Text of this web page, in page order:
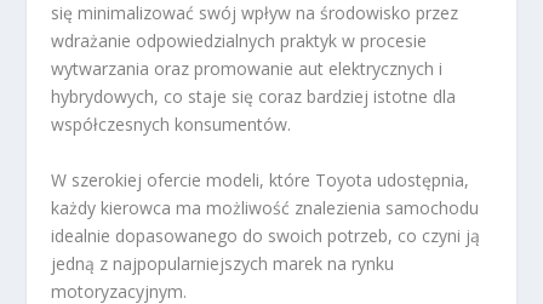
się minimalizować swój wpływ na środowisko przez
wdrażanie odpowiedzialnych praktyk w procesie
wytwarzania oraz promowanie aut elektrycznych i
hybrydowych, co staje się coraz bardziej istotne dla
współczesnych konsumentów.
W szerokiej ofercie modeli, które Toyota udostępnia,
każdy kierowca ma możliwość znalezienia samochodu
idealnie dopasowanego do swoich potrzeb, co czyni ją
jedną z najpopularniejszych marek na rynku
motoryzacyjnym.